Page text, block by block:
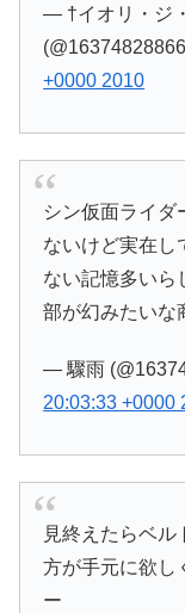
— †イオリ・ジ
+0000 2010
シン仮面ライダ
ないけど実在し
ない記憶多い
部が幻みたい
— 驟雨
20:03:33 +0000
見終えたらベ
方が手元に欲し
ー